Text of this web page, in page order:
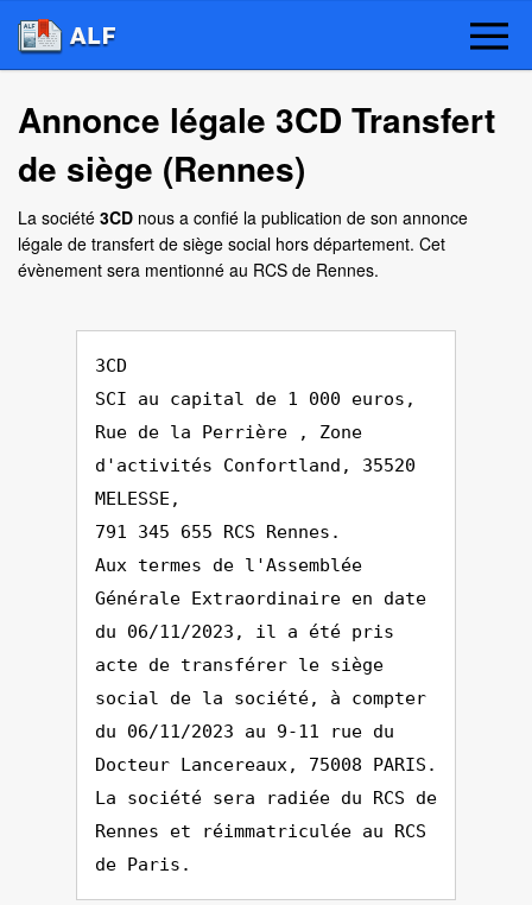
Annonce légale 3CD Transfert
de siège (Rennes)
La société 3CD nous a confié la publication de son annonce
légale de transfert de siège social hors département. Cet
évènement sera mentionné au RCS de Rennes.
3CD
SCI au capital de 1 000 euros,
Rue de la Perrière , Zone
d'activités Confortland, 35520
MELESSE,
791 345 655 RCS Rennes.
Aux termes de l'Assemblée
Générale Extraordinaire en date
du 06/11/2023, il a été pris
acte de transférer le siège
social de la société, à compter
du 06/11/2023 au 9-11 rue du
Docteur Lancereaux, 75008 PARIS.
La société sera radiée du RCS de
Rennes et réimmatriculée au RCS
de Paris.